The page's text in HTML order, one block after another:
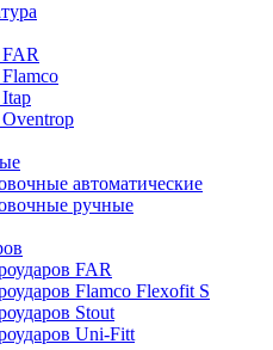
автоматические
ручные
FAR
Flamco Flexofit S
Stout
Uni-Fitt